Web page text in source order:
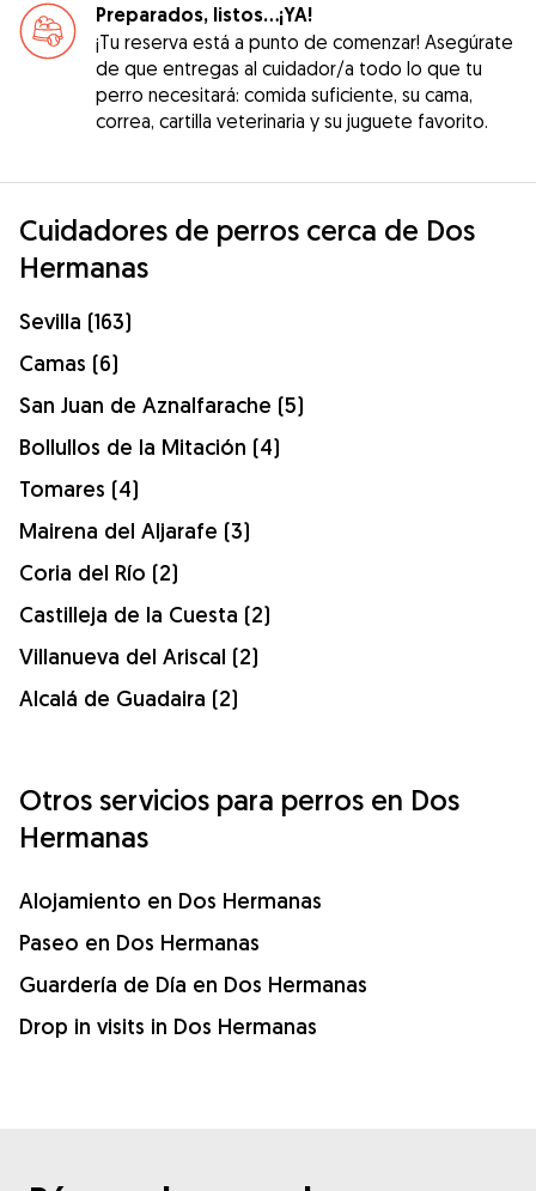
Preparados, listos...¡YA!
¡Tu reserva está a punto de comenzar! Asegúrate
de que entregas al cuidador/a todo lo que tu
perro necesitará: comida suficiente, su cama,
correa, cartilla veterinaria y su juguete favorito.
Cuidadores de perros cerca de Dos
Hermanas
Sevilla (163)
Camas (6)
San Juan de Aznalfarache (5)
Bollullos de la Mitación (4)
Tomares (4)
Mairena del Aljarafe (3)
Coria del Río (2)
Castilleja de la Cuesta (2)
Villanueva del Ariscal (2)
Alcalá de Guadaira (2)
Otros servicios para perros en Dos
Hermanas
Alojamiento en Dos Hermanas
Paseo en Dos Hermanas
Guardería de Día en Dos Hermanas
Drop in visits in Dos Hermanas